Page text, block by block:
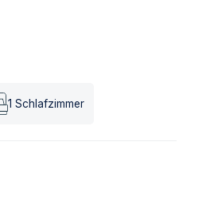
1 Schlafzimmer